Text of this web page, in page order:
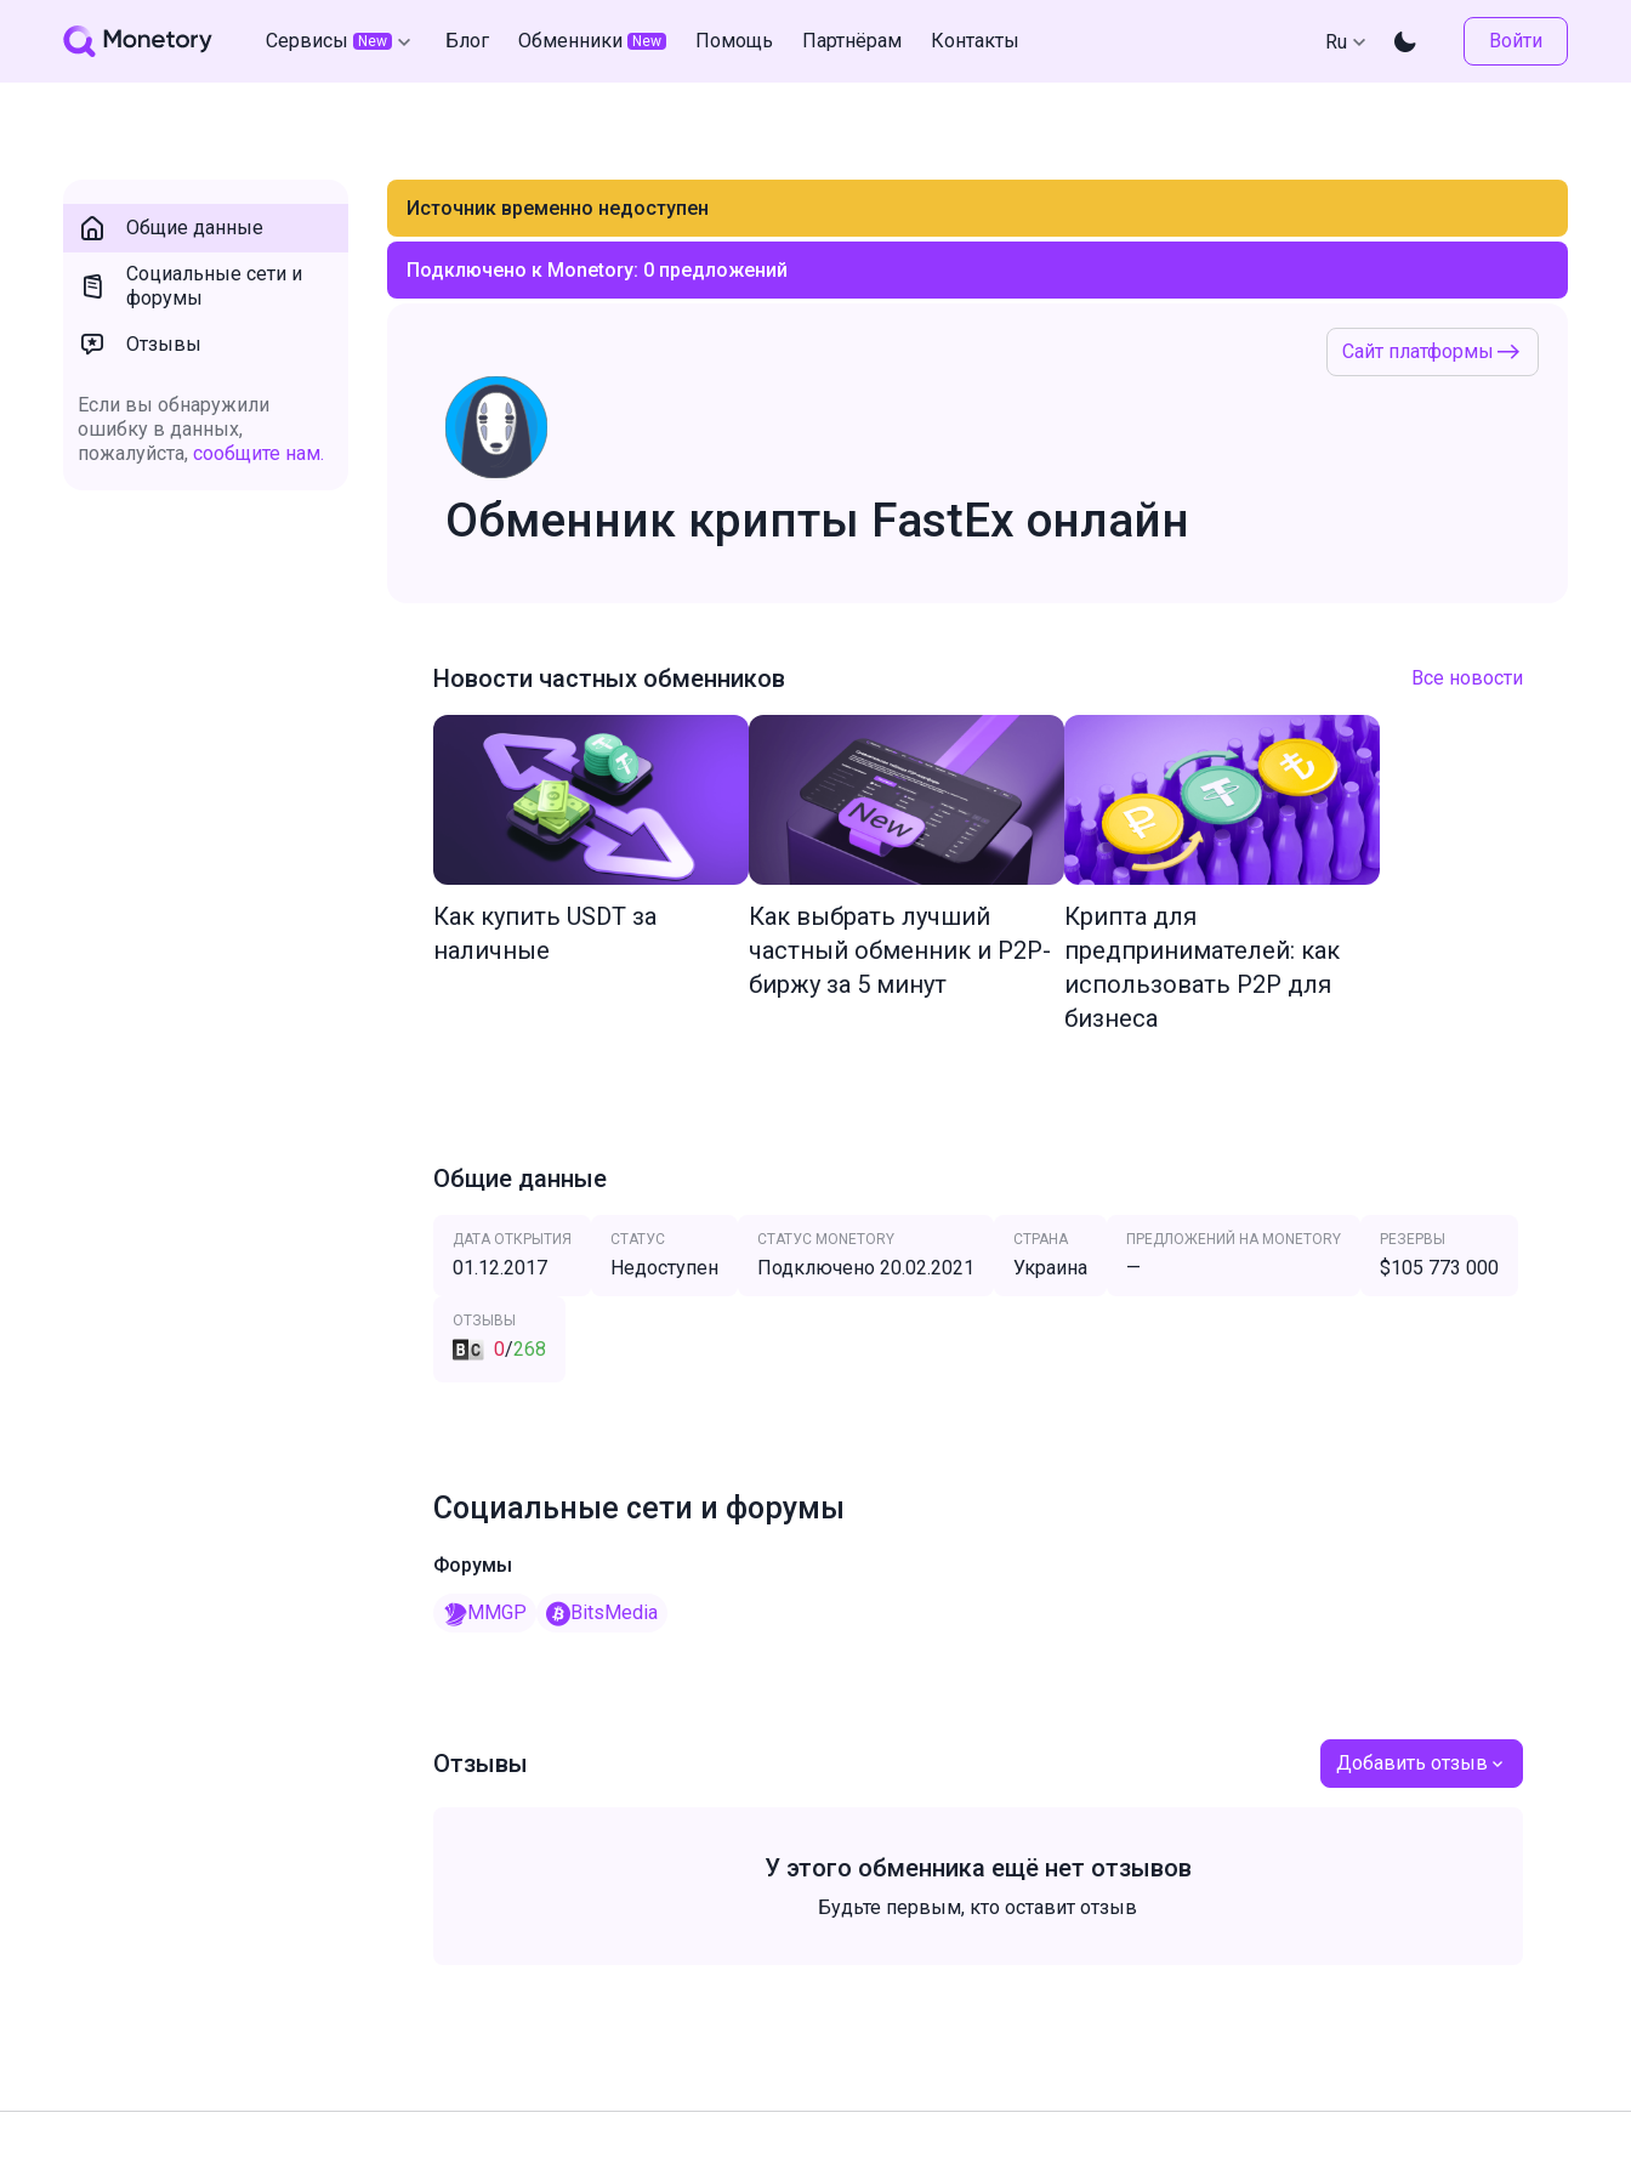
Сервисы New Блог Обменники New Помощь Партнёрам Контакты Ru Войти
Общие данные
Социальные сети и
форумы
Отзывы
Если вы обнаружили
ошибку в данных,
пожалуйста, сообщите нам.
Источник временно недоступен
Подключено к Monetory: 0 предложений
Сайт платформы
Обменник крипты FastEx онлайн
Новости частных обменников Все новости
Как купить USDT за
наличные
Как выбрать лучший
частный обменник и P2P-
биржу за 5 минут
Крипта для
предпринимателей: как
использовать P2P для
бизнеса
Общие данные
ДАТА ОТКРЫТИЯ
01.12.2017
СТАТУС
Недоступен
СТАТУС MONETORY
Подключено 20.02.2021
СТРАНА
Украина
ПРЕДЛОЖЕНИЙ НА MONETORY
—
РЕЗЕРВЫ
$105 773 000
ОТЗЫВЫ
0/268
Социальные сети и форумы
Форумы
MMGP BitsMedia
Отзывы Добавить отзыв
У этого обменника ещё нет отзывов
Будьте первым, кто оставит отзыв